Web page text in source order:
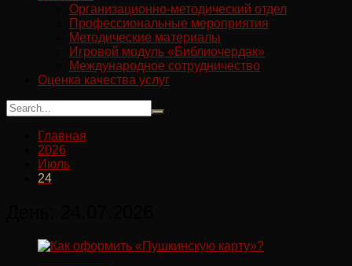
Организационно-методический отдел
Профессиональные мероприятия
Методические материалы
Игровой модуль «Библиочердак»
Международное сотрудничество
Оценка качества услуг
Главная
2026
Июль
24